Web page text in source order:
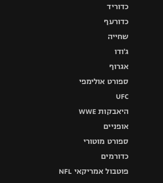
כדוריד
כדורעף
שחייה
ג'ודו
אגרוף
ספורט אולימפי
UFC
היאבקות WWE
אופניים
ספורט מוטורי
כדורמים
פוטבול אמריקאי NFL